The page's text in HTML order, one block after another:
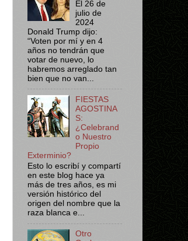
El 26 de
julio de
2024
Donald Trump dijo:
“Voten por mí y en 4
años no tendrán que
votar de nuevo, lo
habremos arreglado tan
bien que no van...
FIESTAS
AGOSTINA
S:
¿Celebrand
o Nuestro
Propio
Exterminio?
Esto lo escribí y compartí
en este blog hace ya
más de tres años, es mi
versión histórico del
origen del nombre que la
raza blanca e...
Otro